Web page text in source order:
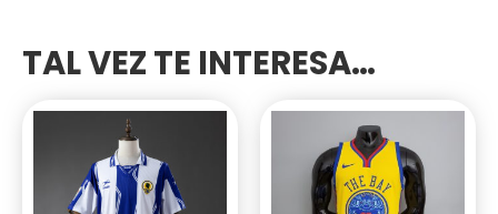
TAL VEZ TE INTERESA…